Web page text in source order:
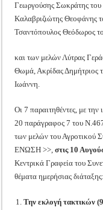
Γεωργούσης Σωκράτης του
Καλαβριζιώτης Θεοφάνης
Τσαντόπουλος Θεόδωρος
και των μελών Λύτρας
Θωμά, Ακρίδας Δημήτριος
Ιωάννη.
Οι 7 παραιτηθέντες, με
20 παράγραφος 7 του
των μελών του Αγροτικού
ΕΝΩΣΗ >>,στις 10
Κεντρικά Γραφεία του
θέματα ημερήσιας διάταξης:
Την εκλογή τακτικών